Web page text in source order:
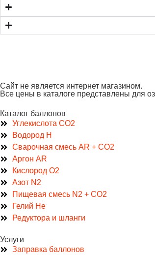
Сайт не является интернет магазином.
Все цены в каталоге представлены для
Каталог баллонов
Углекислота CO2
Водород H
Сварочная смесь AR + CO2
Аргон AR
Кислород O2
Азот N2
Пищевая смесь N2 + CO2
Гелий He
Редуктора и шланги
Услуги
Заправка баллонов